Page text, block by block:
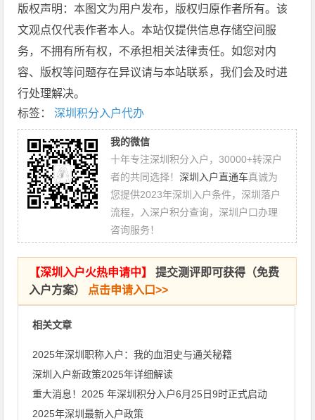
版权声明：本图文为用户发布，版权归原作者所有。该
文观点仅代表作者本人。本站仅提供信息存储空间服
务，不拥有所有权，不承担相关法律责任。如您对内
容、版权等问题存在异议请与本站联系，我们会及时进
行处理解决。
标签：深圳积分入户代办
我的微信
十年专注深圳积分入户，30000+转深户
者的共同选择！ 深圳入户直通车真诚为
您提供2023年深圳入户条件，深圳落户
流程，入深户积分查询，深圳户口办理
咨询服务！
【深圳入户火热申请中】
提交测评即可获得（免费
入户方案）
点击申请入口>>
相关文章
2025年深圳职称入户：我的血泪史与通关秘籍
深圳入户新政策2025年详细解读
重大消息！2025 年深圳积分入户6月25日9时正式启动
2025年深圳最新入户政策